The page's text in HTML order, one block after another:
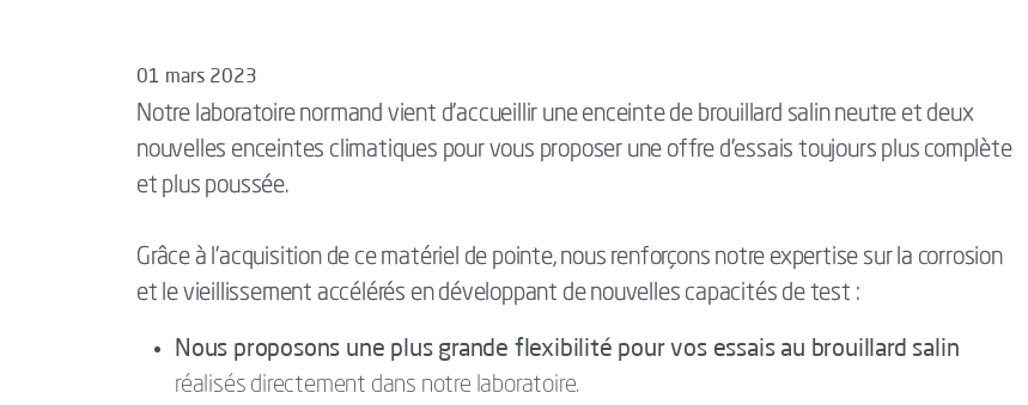
01 mars 2023
Notre laboratoire normand vient d’accueillir une enceinte de brouillard salin neutre et deux
nouvelles enceintes climatiques pour vous proposer une offre d’essais toujours plus complète
et plus poussée.
Grâce à l’acquisition de ce matériel de pointe, nous renforçons notre expertise sur la corrosion
et le vieillissement accélérés en développant de nouvelles capacités de test :
Nous proposons une plus grande flexibilité pour vos essais au brouillard salin
réalisés directement dans notre laboratoire.